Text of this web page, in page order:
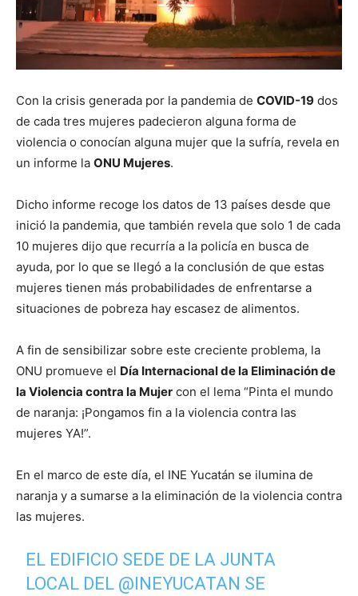
Con la crisis generada por la pandemia de COVID-19 dos
de cada tres mujeres padecieron alguna forma de
violencia o conocían alguna mujer que la sufría, revela en
un informe la ONU Mujeres.
Dicho informe recoge los datos de 13 países desde que
inició la pandemia, que también revela que solo 1 de cada
10 mujeres dijo que recurría a la policía en busca de
ayuda, por lo que se llegó a la conclusión de que estas
mujeres tienen más probabilidades de enfrentarse a
situaciones de pobreza hay escasez de alimentos.
A fin de sensibilizar sobre este creciente problema, la
ONU promueve el Día Internacional de la Eliminación de
la Violencia contra la Mujer con el lema “Pinta el mundo
de naranja: ¡Pongamos fin a la violencia contra las
mujeres YA!”.
En el marco de este día, el INE Yucatán se ilumina de
naranja y a sumarse a la eliminación de la violencia contra
las mujeres.
EL EDIFICIO SEDE DE LA JUNTA
LOCAL DEL @INEYUCATAN SE